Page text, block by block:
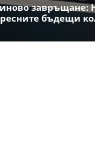
завръщане:
бъдещи